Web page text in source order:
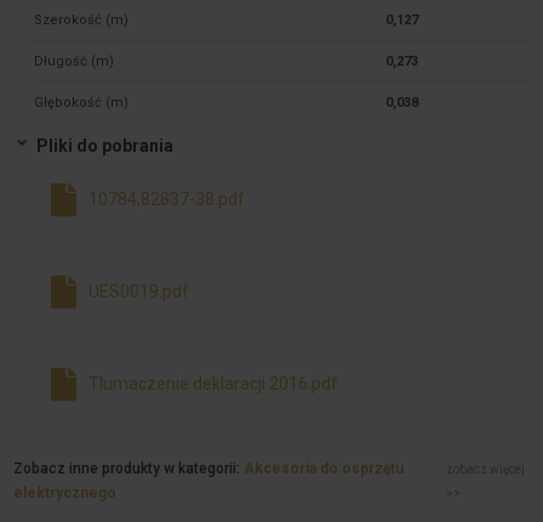
Szerokość (m) 0,127
Długość (m) 0,273
Głębokość (m) 0,038
Pliki do pobrania
10784,82837-38.pdf
UES0019.pdf
Tlumaczenie deklaracji 2016.pdf
Zobacz inne produkty w kategorii: Akcesoria do osprzętu
elektrycznego
zobacz więcej
>>